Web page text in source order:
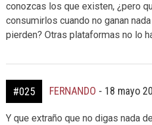
conozcas los que existen, ¿pero
consumirlos cuando no ganan
pierden? Otras plataformas no lo
#025 FERNANDO - 18 mayo
Y que extraño que no digas nada de